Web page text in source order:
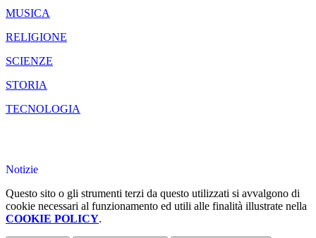
MUSICA
RELIGIONE
SCIENZE
STORIA
TECNOLOGIA
Notizie
Questo sito o gli strumenti terzi da questo utilizzati si avvalgono di
cookie necessari al funzionamento ed utili alle finalità illustrate nella
COOKIE POLICY.